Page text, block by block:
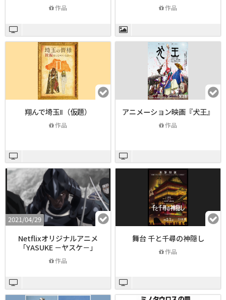
作品 作品
翔んで埼玉Ⅱ（仮題）
作品
アニメーション映画『犬王』
作品
2021/04/29
Netflixオリジナルアニメ
「YASUKE －ヤスケ－」
作品
舞台 千と千尋の神隠し
作品